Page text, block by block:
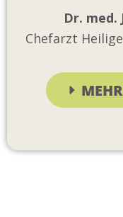
Dr. med.
Chefarzt